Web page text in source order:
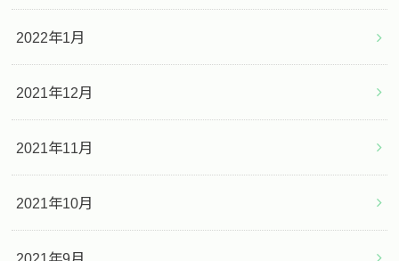
2022年1月
2021年12月
2021年11月
2021年10月